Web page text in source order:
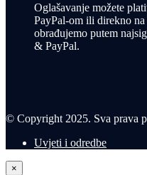
Oglašavanje možete
PayPal-om ili direkno
obrađujemo putem
& PayPal.
© Copyright 2025. Sva prava
Uvjeti i odredbe
×